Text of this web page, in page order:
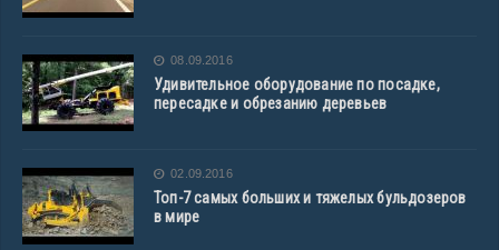
08.09.2016
Удивительное оборудование по посадке,
пересадке и обрезанию деревьев
02.09.2016
Топ-7 самых больших и тяжелых бульдозеров
в мире